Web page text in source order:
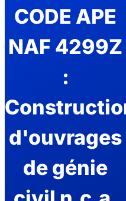
CODE APE
NAF 4299Z
:
d'ouvrages
de génie